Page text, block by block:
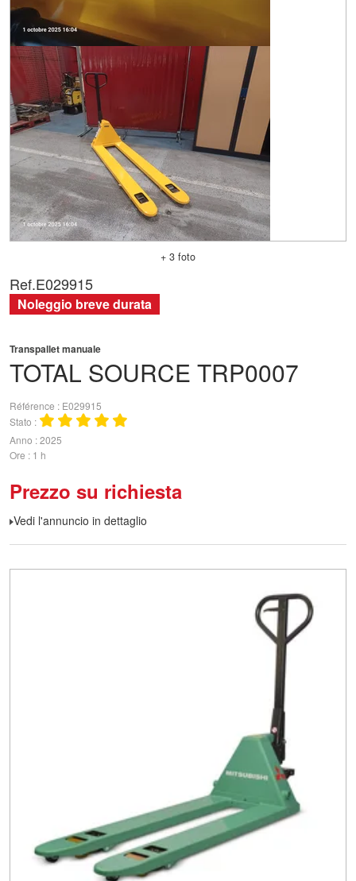
+ 3 foto
TOTAL SOURCE TRP0007
Transpallet manuale
Référence
E029915
Stato
Anno 2025
Ore
1 h
Prezzo su richiesta
Vedi l'annuncio in dettaglio
Ref.E029915
Noleggio breve durata